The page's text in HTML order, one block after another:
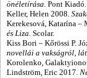
önéletírása. Pont Kiadó.
Keller, Helen 2008.
Kerekesová, Katarína –
és Liza. Scolar.
Kiss Bori – Kőrössi P.
novellái a vakságról,
Korolenko,
Lindström, Eric 2017.